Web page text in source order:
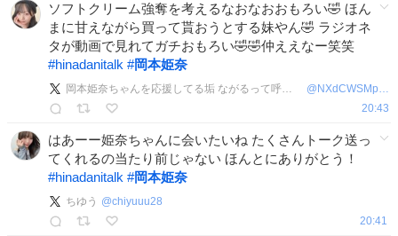
ソフトクリーム強奪を考えるなおなおおもろい🤣 ほん
まに甘えながら買って貰おうとする妹やん🤣 ラジオネ
タが動画で見れてガチおもろい🤣🤣仲ええなー笑笑
#hinadanitalk #岡本姫奈
岡本姫奈ちゃんを応援してる垢 ながるって呼んでもらえたら大丈夫です @ NXdCWSMpSOMAtdC
20:43
はあーー姫奈ちゃんに会いたいね たくさんトーク送っ
てくれるの当たり前じゃない ほんとにありがとう！
#hinadanitalk #岡本姫奈
ちゆう @chiyuuu28
20:41